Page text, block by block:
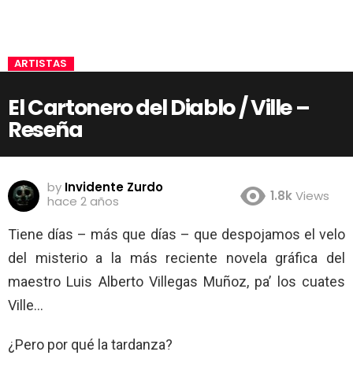
ARTISTAS
El Cartonero del Diablo / Ville –
Reseña
by Invidente Zurdo
hace 2 años
1.8kViews
Tiene días – más que días – que despojamos el velo
del misterio a la más reciente novela gráfica del
maestro Luis Alberto Villegas Muñoz, pa’ los cuates
Ville…
¿Pero por qué la tardanza?